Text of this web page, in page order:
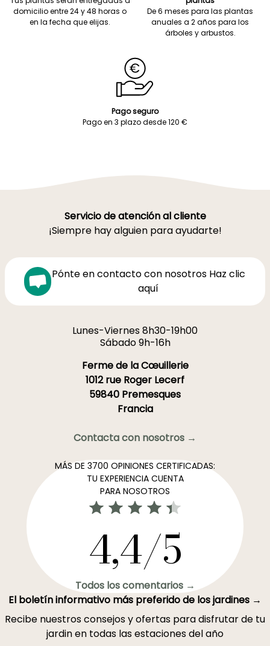
domicilio entre 24 y 48 horas o
en la fecha que elijas.
De 6 meses para las plantas
anuales a 2 años para los
árboles y arbustos.
Pago seguro
Pago en 3 plazo desde 120 €
Servicio de atención al cliente
¡Siempre hay alguien para ayudarte!
Pónte en contacto con nosotros Haz clic
aquí
Lunes-Viernes 8h30-19h00
Sábado 9h-16h
Ferme de la Cœuillerie
1012 rue Roger Lecerf
59840 Premesques
Francia
Contacta con nosotros →
MÁS DE 3700 OPINIONES CERTIFICADAS:
TU EXPERIENCIA CUENTA
PARA NOSOTROS
4,4/5
Todos los comentarios →
El boletín informativo más preferido de los jardines →
Recibe nuestros consejos y ofertas para disfrutar de tu
jardin en todas las estaciones del año